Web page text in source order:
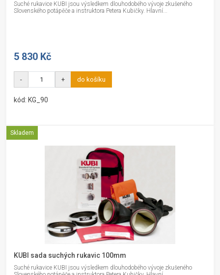
Suché rukavice KUBI jsou výsledkem dlouhodobého vývoje zkušeného
Slovenského potápěče a instruktora Petera Kubičky. Hlavní...
5 830 Kč
- + do košíku
kód: KG_90
Skladem
KUBI sada suchých rukavic 100mm
Suché rukavice KUBI jsou výsledkem dlouhodobého vývoje zkušeného